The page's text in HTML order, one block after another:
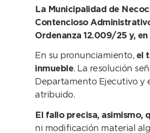
La Municipalidad de
Contencioso
Ordenanza 12.009/25 y,
En su pronunciamiento, el
inmueble. La resolución
Departamento Ejecutivo y
atribuido.
El fallo precisa, asimismo,
ni modificación material